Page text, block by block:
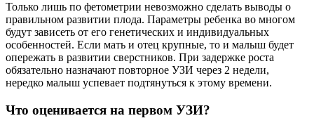
Только лишь по фетометрии невозможно сделать выводы о
правильном развитии плода. Параметры ребенка во многом
будут зависеть от его генетических и индивидуальных
особенностей. Если мать и отец крупные, то и малыш будет
опережать в развитии сверстников. При задержке роста
обязательно назначают повторное УЗИ через 2 недели,
нередко малыш успевает подтянуться к этому времени.
Что оценивается на первом УЗИ?